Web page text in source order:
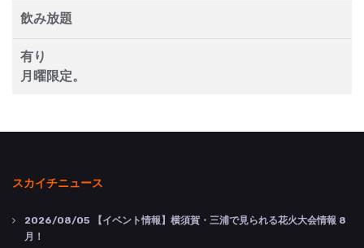
飲み放題
有り
月曜限定。
スカイチニュース
2026/08/05 【イベント情報】横須賀・三浦で見られる花火大会情報 8
月！